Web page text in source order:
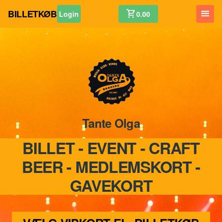
BILLETKØB Login shopping_cart0.00 menu
Tante Olga
BILLET - EVENT - CRAFT
BEER - MEDLEMSKORT -
GAVEKORT